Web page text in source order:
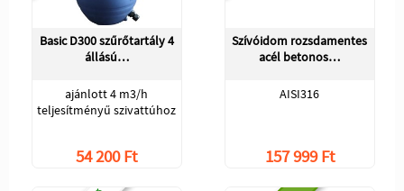
Basic D300 szűrőtartály 4
állású…
ajánlott 4 m3/h
teljesítményű szivattúhoz
54 200 Ft
Szívóidom rozsdamentes
acél betonos…
AISI316
157 999 Ft